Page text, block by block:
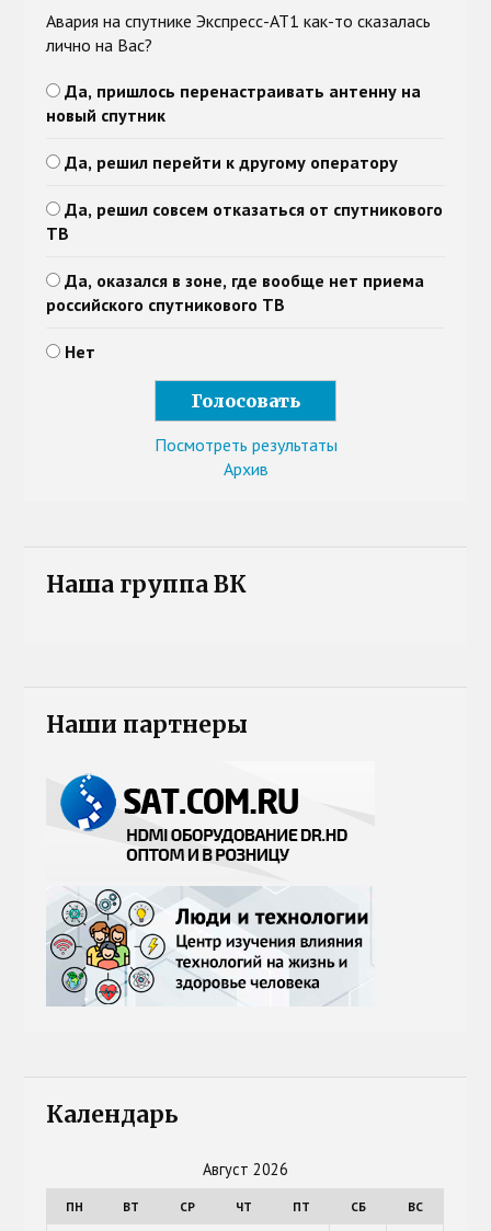
Авария на спутнике Экспресс-АТ1 как-то сказалась
лично на Вас?
Да, пришлось перенастраивать антенну на
новый спутник
Да, решил перейти к другому оператору
Да, решил совсем отказаться от спутникового
ТВ
Да, оказался в зоне, где вообще нет приема
российского спутникового ТВ
Нет
Посмотреть результаты
Архив
Наша группа ВК
Наши партнеры
Календарь
Август 2026
ПН ВТ СР ЧТ ПТ СБ ВС